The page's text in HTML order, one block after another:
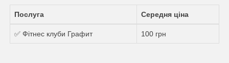
Послуга Середня ціна
✅ Фітнес клуби Графит 100 грн